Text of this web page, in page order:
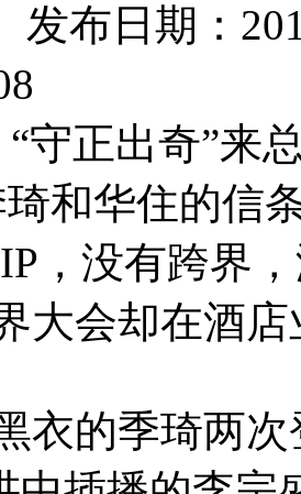
发布日期：
“守正出奇”来
和华住的信
没有跨界，
大会却在酒
的季琦两次